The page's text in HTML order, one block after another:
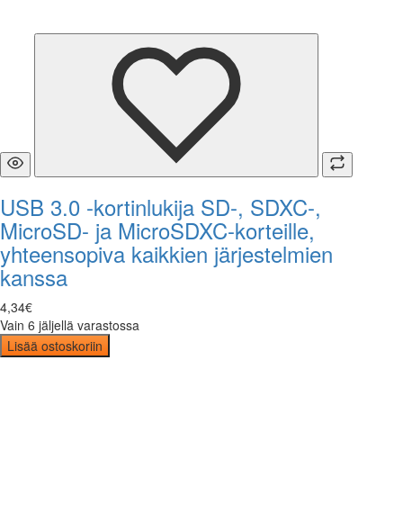
USB 3.0 -kortinlukija SD-, SDXC-,
MicroSD- ja MicroSDXC-korteille,
yhteensopiva kaikkien järjestelmien
kanssa
4,34€
Vain 6 jäljellä varastossa
Lisää ostoskoriin